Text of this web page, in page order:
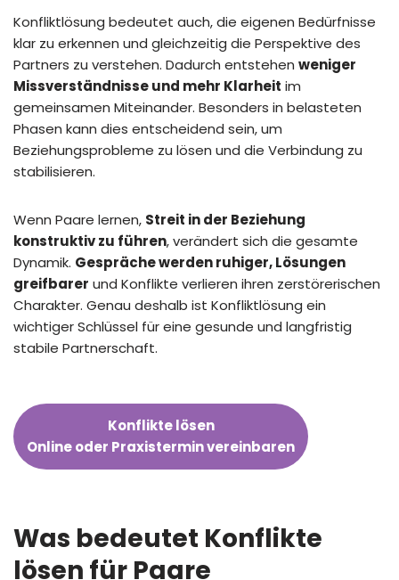
Konfliktlösung bedeutet auch, die eigenen Bedürfnisse
klar zu erkennen und gleichzeitig die Perspektive des
Partners zu verstehen. Dadurch entstehen weniger
Missverständnisse und mehr Klarheit im
gemeinsamen Miteinander. Besonders in belasteten
Phasen kann dies entscheidend sein, um
Beziehungsprobleme zu lösen und die Verbindung zu
stabilisieren.
Wenn Paare lernen, Streit in der Beziehung
konstruktiv zu führen, verändert sich die gesamte
Dynamik. Gespräche werden ruhiger, Lösungen
greifbarer und Konflikte verlieren ihren zerstörerischen
Charakter. Genau deshalb ist Konfliktlösung ein
wichtiger Schlüssel für eine gesunde und langfristig
stabile Partnerschaft.
Konflikte lösen
Online oder Praxistermin vereinbaren
Was bedeutet Konflikte
lösen für Paare